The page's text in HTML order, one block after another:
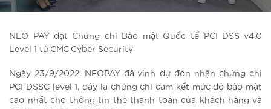
NEO PAY đạt Chứng chỉ Bảo mật Quốc tế PCI DSS v4.0
Level 1 từ CMC Cyber Security
Ngày 23/9/2022, NEOPAY đã vinh dự đón nhận chứng chỉ
PCI DSSC level 1, đây là chứng chỉ cam kết mức độ bảo mật
cao nhất cho thông tin thẻ thanh toán của khách hàng và